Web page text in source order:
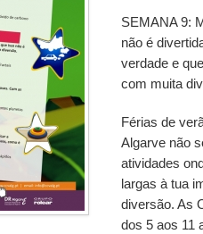
SEMANA 9:
não é
verdade e
com muita
Férias de
Algarve não
atividades
largas à tua
diversão. As
dos 5 aos 11